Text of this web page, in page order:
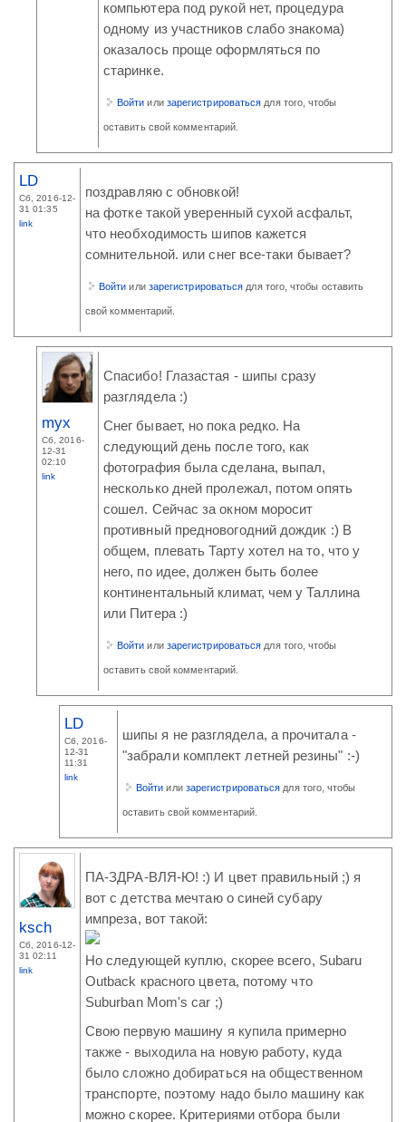
компьютера под рукой нет, процедура
одному из участников слабо знакома)
оказалось проще оформляться по
старинке.
Войти или зарегистрироваться для того, чтобы
оставить свой комментарий.
LD
Сб, 2016-12-
31 01:35
link
поздравляю с обновкой!
на фотке такой уверенный сухой асфальт,
что необходимость шипов кажется
сомнительной. или снег все-таки бывает?
Войти или зарегистрироваться для того, чтобы оставить
свой комментарий.
myx
Сб, 2016-
12-31
02:10
link
Спасибо! Глазастая - шипы сразу
разглядела :)
Снег бывает, но пока редко. На
следующий день после того, как
фотография была сделана, выпал,
несколько дней пролежал, потом опять
сошел. Сейчас за окном моросит
противный предновогодний дождик :) В
общем, плевать Тарту хотел на то, что у
него, по идее, должен быть более
континентальный климат, чем у Таллина
или Питера :)
Войти или зарегистрироваться для того, чтобы
оставить свой комментарий.
LD
Сб, 2016-
12-31
11:31
link
шипы я не разглядела, а прочитала -
"забрали комплект летней резины" :-)
Войти или зарегистрироваться для того, чтобы
оставить свой комментарий.
ksch
Сб, 2016-12-
31 02:11
link
ПА-ЗДРА-ВЛЯ-Ю! :) И цвет правильный ;) я
вот с детства мечтаю о синей субару
импреза, вот такой:
Но следующей куплю, скорее всего, Subaru
Outback красного цвета, потому что
Suburban Mom's car ;)
Свою первую машину я купила примерно
также - выходила на новую работу, куда
было сложно добираться на общественном
транспорте, поэтому надо было машину как
можно скорее. Критериями отбора были